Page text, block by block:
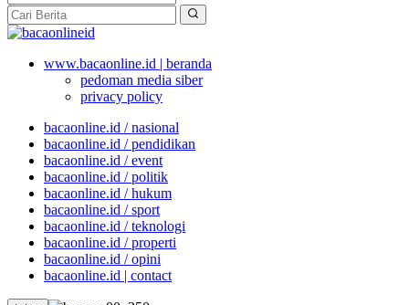
www.bacaonline.id | beranda
pedoman media siber
privacy policy
bacaonline.id / nasional
bacaonline.id / pendidikan
bacaonline.id / event
bacaonline.id / politik
bacaonline.id / hukum
bacaonline.id / sport
bacaonline.id / teknologi
bacaonline.id / properti
bacaonline.id / opini
bacaonline.id | contact